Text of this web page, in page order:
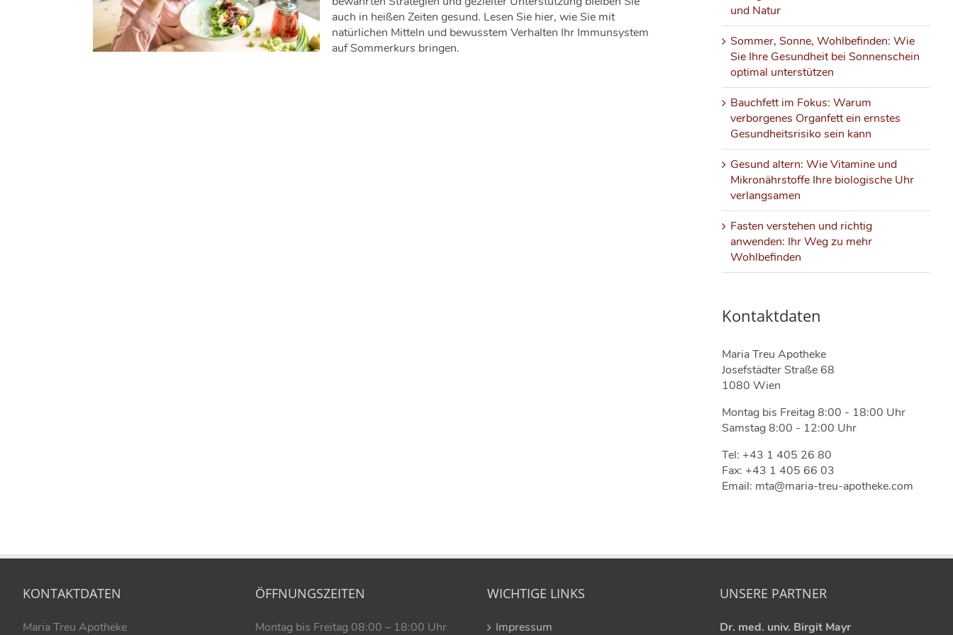
auch in heißen Zeiten gesund. Lesen Sie hier, wie Sie mit
natürlichen Mitteln und bewusstem Verhalten Ihr Immunsystem
auf Sommerkurs bringen.
und Natur
Sommer, Sonne, Wohlbefinden: Wie
Sie Ihre Gesundheit bei Sonnenschein
optimal unterstützen
Bauchfett im Fokus: Warum
verborgenes Organfett ein ernstes
Gesundheitsrisiko sein kann
Gesund altern: Wie Vitamine und
Mikronährstoffe Ihre biologische Uhr
verlangsamen
Fasten verstehen und richtig
anwenden: Ihr Weg zu mehr
Wohlbefinden
Kontaktdaten
Maria Treu Apotheke
Josefstädter Straße 68
1080 Wien
Montag bis Freitag 8:00 - 18:00 Uhr
Samstag 8:00 - 12:00 Uhr
Tel: +43 1 405 26 80
Fax: +43 1 405 66 03
Email: mta@maria-treu-apotheke.com
KONTAKTDATEN
Maria Treu Apotheke
ÖFFNUNGSZEITEN
Montag bis Freitag 08:00 – 18:00 Uhr
WICHTIGE LINKS
Impressum
UNSERE PARTNER
Dr. med. univ. Birgit Mayr